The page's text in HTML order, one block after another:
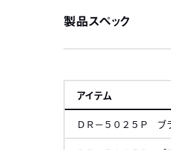
製品スペック
アイテム
ＤＲ－５０２５Ｐ